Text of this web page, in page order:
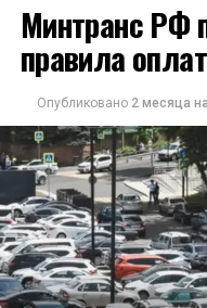
Минтранс РФ
правила
Опубликовано 2 месяца